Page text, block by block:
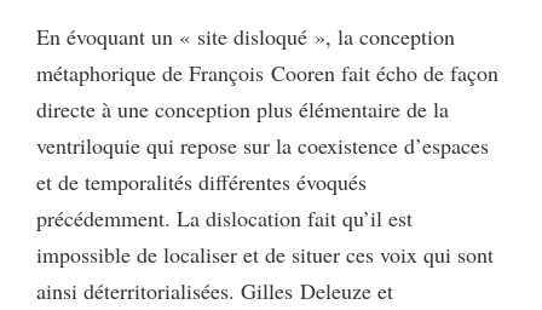
En évoquant un « site disloqué », la conception
métaphorique de François Cooren fait écho de façon
directe à une conception plus élémentaire de la
ventriloquie qui repose sur la coexistence d’espaces
et de temporalités différentes évoqués
précédemment. La dislocation fait qu’il est
impossible de localiser et de situer ces voix qui sont
ainsi déterritorialisées. Gilles Deleuze et